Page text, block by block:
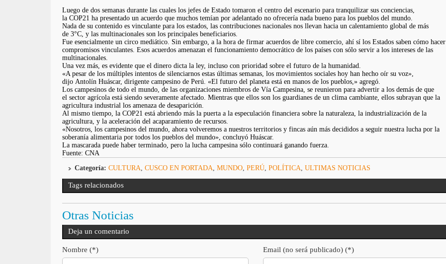
Luego de dos semanas durante las cuales los jefes de Estado tomaron el centro del escenario para tranquilizar sus conciencias,
la COP21 ha presentado un acuerdo que muchos temían por adelantado no ofrecería nada bueno para los pueblos del mundo.
Nada de su contenido es vinculante para los estados, las contribuciones nacionales nos llevan hacia un calentamiento global de más
de 3°C, y las multinacionales son los principales beneficiarios.
Fue esencialmente un circo mediático. Sin embargo, a la hora de firmar acuerdos de libre comercio, ahí sí los Estados saben cómo hacer
compromisos vinculantes. Esos acuerdos amenazan el funcionamiento democrático de los países con sólo servir a los intereses de las
multinacionales.
Una vez más, es evidente que el dinero dicta la ley, incluso con prioridad sobre el futuro de la humanidad.
«A pesar de los múltiples intentos de silenciarnos estas últimas semanas, los movimientos sociales hoy han hecho oír su voz»,
dijo Antolín Huáscar, dirigente campesino de Perú. «El futuro del planeta está en manos de los pueblos,» agregó.
Los campesinos de todo el mundo, de las organizaciones miembros de Vía Campesina, se reunieron para advertir a los demás de que
el sector agrícola está siendo severamente afectado. Mientras que ellos son los guardianes de un clima cambiante, ellos subrayan que la
agricultura industrial los amenaza de desaparición.
Al mismo tiempo, la COP21 está abriendo más la puerta a la especulación financiera sobre la naturaleza, la industrialización de la
agricultura, y la aceleración del acaparamiento de recursos.
«Nosotros, los campesinos del mundo, ahora volveremos a nuestros territorios y fincas aún más decididos a seguir nuestra lucha por la
soberanía alimentaria por todos los pueblos del mundo», concluyó Huáscar.
La mascarada puede haber terminado, pero la lucha campesina sólo continuará ganando fuerza.
Fuente: CNA
Categoría: CULTURA CUSCO EN PORTADA MUNDO, PERÚ, POLÍTICA ULTIMAS NOTICIAS
Tags relacionados
Otras Noticias
Deja un comentario
Nombre (*) Email (no será publicado) (*)